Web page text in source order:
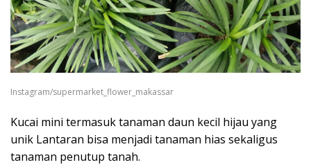
Instagram/supermarket_flower_makassar
Kucai mini termasuk tanaman daun kecil hijau yang
unik Lantaran bisa menjadi tanaman hias sekaligus
tanaman penutup tanah.